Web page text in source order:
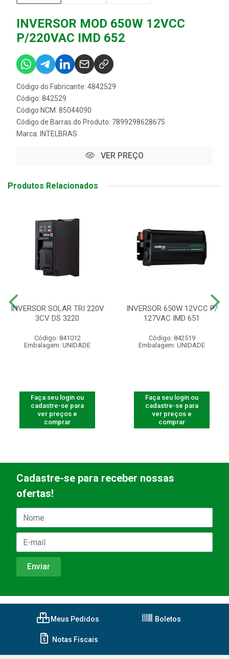
INVERSOR MOD 650W 12VCC
P/220VAC IMD 652
Código do Fabricante: 4842529
Código: 842529
Código NCM: 85044090
Código de Barras do Produto: 7899298628675
Marca: INTELBRAS
VER PREÇO
Produtos Relacionados
INVERSOR SOLAR TRI 220V
3CV DS 3220
Código: 841012
Embalagem: UNIDADE
Faça seu login ou
cadastre-se para
ver preços e
comprar
INVERSOR 650W 12VCC P/
127VAC IMD 651
Código: 842519
Embalagem: UNIDADE
Faça seu login ou
cadastre-se para
ver preços e
comprar
Cadastre-se para receber nossas
ofertas!
Meus Pedidos Boletos
Notas Fiscais